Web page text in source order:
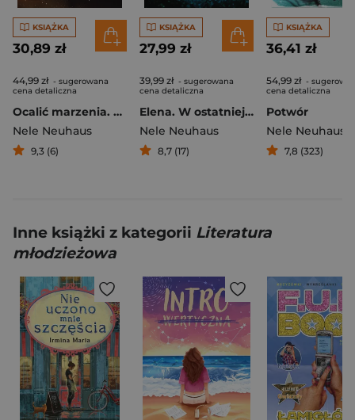
KSIĄŻKA
30,89 zł
44,99 zł - sugerowana
cena detaliczna
Ocalić marzenia. Elena. Tom 8
Nele Neuhaus
9,3 (6)
KSIĄŻKA
27,99 zł
39,99 zł - sugerowana
cena detaliczna
Elena. W ostatniej sekundzie
Nele Neuhaus
8,7 (17)
KSIĄŻKA
36,41 zł
54,99 zł -
cena detaliczna
Potwór
Nele Neuhaus
7,8 (323)
Inne książki z kategorii Literatura
młodzieżowa